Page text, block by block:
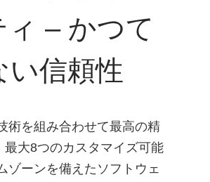
ィ – かつて
い信頼性
術を組み合わせて最高の精
最大8つのカスタマイズ可能
ゾーンを備えたソフトウェ